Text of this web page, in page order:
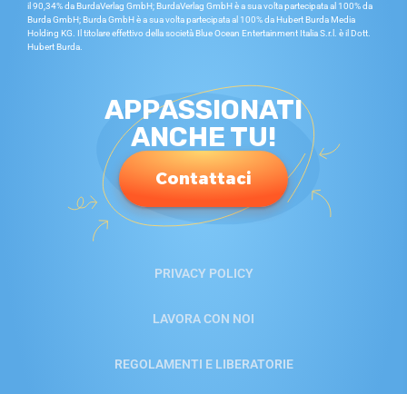
il 90,34% da BurdaVerlag GmbH; BurdaVerlag GmbH è a sua volta partecipata al 100% da
Burda GmbH; Burda GmbH è a sua volta partecipata al 100% da Hubert Burda Media
Holding KG. Il titolare effettivo della società Blue Ocean Entertainment Italia S.r.l. è il Dott.
Hubert Burda.
APPASSIONATI
ANCHE TU!
Contattaci
PRIVACY POLICY
LAVORA CON NOI
REGOLAMENTI E LIBERATORIE